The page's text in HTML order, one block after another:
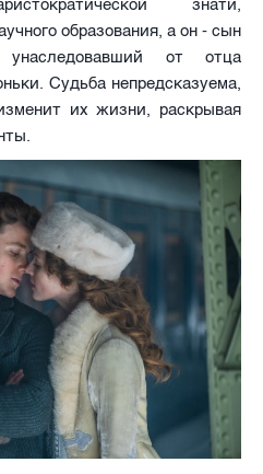
знати,
образования, а он - сын
унаследовавший от отца
Судьба непредсказуема,
их жизни, раскрывая